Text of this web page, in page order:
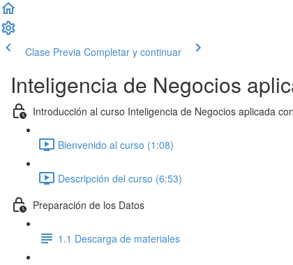
Clase Previa Completar y continuar
Inteligencia de Negocios
Introducción al curso Inteligencia de Negocios aplicada
Bienvenido al curso (1:08)
Descripción del curso (6:53)
Preparación de los Datos
1.1 Descarga de materiales